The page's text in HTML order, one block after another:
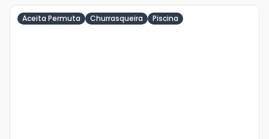
Aceita Permuta Churrasqueira Piscina